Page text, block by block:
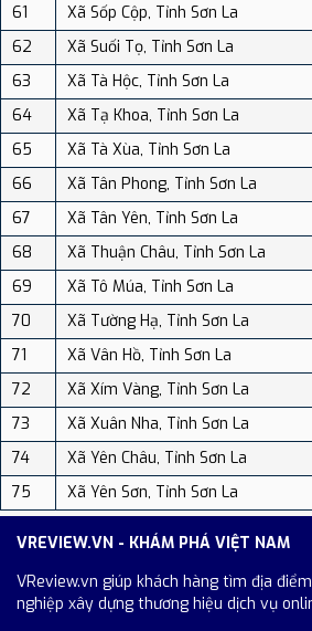
61
Xã Sốp Cộp, Tỉnh Sơn La
62
Xã Suối Tọ, Tỉnh Sơn La
63
Xã Tà Hộc, Tỉnh Sơn La
64
Xã Tạ Khoa, Tỉnh Sơn La
65
Xã Tà Xùa, Tỉnh Sơn La
66
Xã Tân Phong, Tỉnh Sơn La
67
Xã Tân Yên, Tỉnh Sơn La
68
Xã Thuận Châu, Tỉnh Sơn La
69
Xã Tô Múa, Tỉnh Sơn La
70
Xã Tường Hạ, Tỉnh Sơn La
71
Xã Vân Hồ, Tỉnh Sơn La
72
Xã Xím Vàng, Tỉnh Sơn La
73
Xã Xuân Nha, Tỉnh Sơn La
74
Xã Yên Châu, Tỉnh Sơn La
75
Xã Yên Sơn, Tỉnh Sơn La
VREVIEW.VN - KHÁM PHÁ VIỆT NAM
VReview.vn giúp khách hàng tìm địa
nghiệp xây dựng thương hiệu dịch vụ